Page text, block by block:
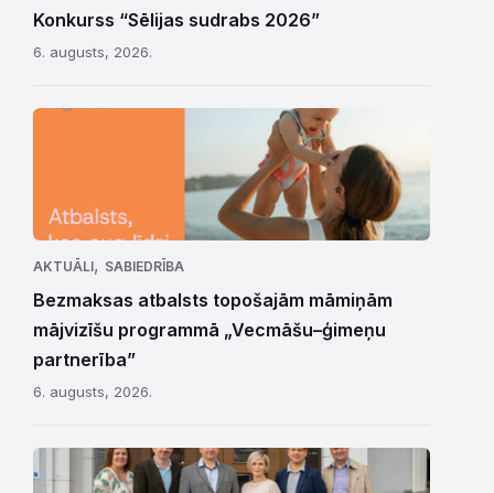
Konkurss “Sēlijas sudrabs 2026”
6. augusts, 2026.
AKTUĀLI, SABIEDRĪBA
Bezmaksas atbalsts topošajām māmiņām
mājvizīšu programmā „Vecmāšu–ģimeņu
partnerība”
6. augusts, 2026.